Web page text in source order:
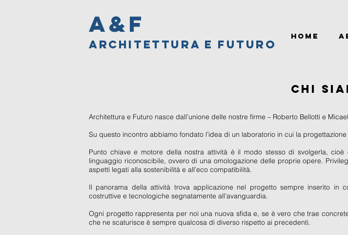
A&F
ARCHITETTURA E FUTURO
HOME
CHI
Architettura e Futuro nasce dall’unione delle nostre firme – Roberto Bellotti e
Su questo incontro abbiamo fondato l’idea di un laboratorio in cui la
Punto chiave e motore della nostra attività è il modo stesso di svolgerla,
linguaggio riconoscibile, ovvero di una omologazione delle proprie opere.
aspetti legati alla sostenibilità e all’eco compatibilità.
Il panorama della attività trova applicazione nel progetto sempre inserito in
costruttive e tecnologiche segnatamente all’avanguardia.
Ogni progetto rappresenta per noi una nuova sfida e, se è vero che trae
che ne scaturisce è sempre qualcosa di diverso rispetto ai precedenti.